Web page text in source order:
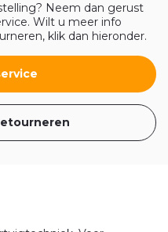
Neem dan gerust
Wilt u meer info
klik dan hieronder.